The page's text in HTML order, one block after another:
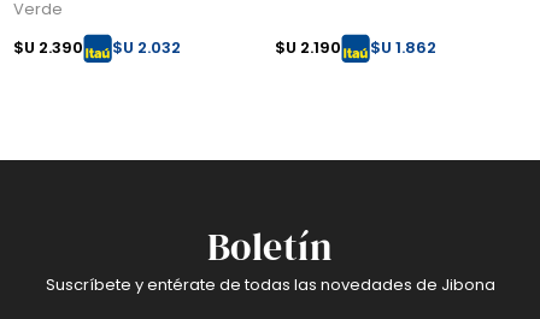
Verde
$U 2.390
$U 2.032 $U 2.190 $U 1.862
Boletín
Suscríbete y entérate de todas las novedades de Jibona